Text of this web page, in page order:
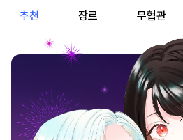
추천 장르 무협관